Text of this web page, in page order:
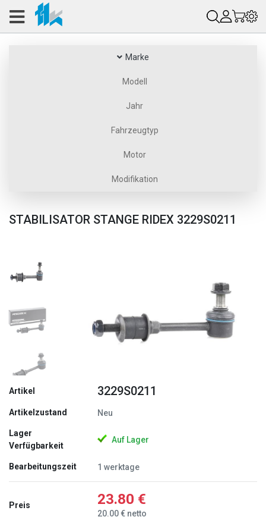
Marke
Modell
Jahr
Fahrzeugtyp
Motor
Modifikation
STABILISATOR STANGE RIDEX 3229S0211
Zurück
Artikel 3229S0211
Artikelzustand Neu
Lager
Verfügbarkeit
Auf Lager
Bearbeitungszeit 1 werktage
Preis 23.80 €
20.00 € netto